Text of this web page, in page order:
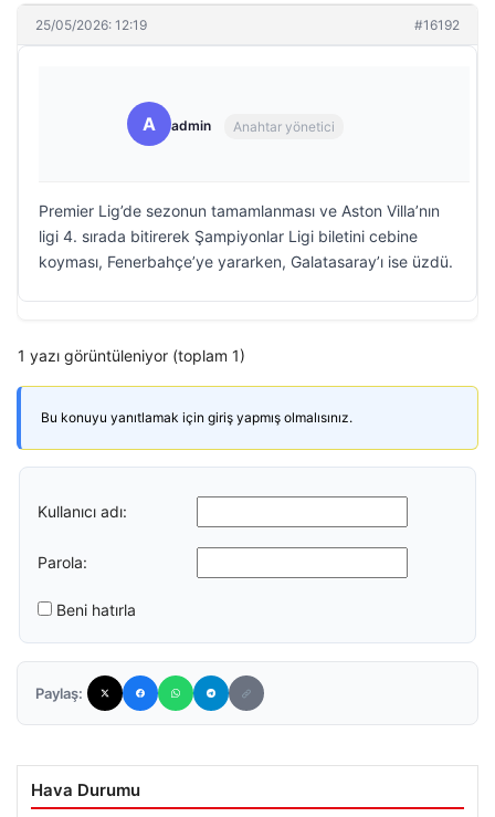
25/05/2026: 12:19 #16192
A admin Anahtar yönetici
Premier Lig’de sezonun tamamlanması ve Aston Villa’nın
ligi 4. sırada bitirerek Şampiyonlar Ligi biletini cebine
koyması, Fenerbahçe’ye yararken, Galatasaray’ı ise üzdü.
1 yazı görüntüleniyor (toplam 1)
Bu konuyu yanıtlamak için giriş yapmış olmalısınız.
Kullanıcı adı:
Parola:
Beni hatırla
Paylaş:
Hava Durumu